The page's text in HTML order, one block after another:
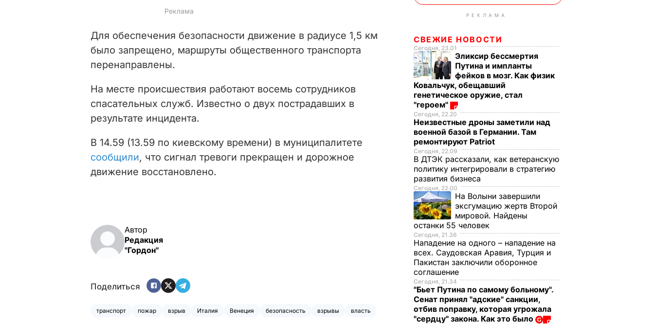
Для обеспечения безопасности движение в радиусе 1,5 км
было запрещено, маршруты общественного транспорта
перенаправлены.
На месте происшествия работают восемь сотрудников
спасательных служб. Известно о двух пострадавших в
результате инцидента.
В 14.59 (13.59 по киевскому времени) в муниципалитете
сообщили, что сигнал тревоги прекращен и дорожное
движение восстановлено.
Автор
Редакция
"Гордон"
Поделиться
транспорт пожар взрыв Италия Венеция безопасность взрывы власть
РЕКЛАМА
СВЕЖИЕ НОВОСТИ
Сегодня, 23.01
Эликсир бессмертия
Путина и импланты
фейков в мозг. Как физик
Ковальчук, обещавший
генетическое оружие, стал
"героем"
Сегодня, 22.20
Неизвестные дроны заметили над
военной базой в Германии. Там
ремонтируют Patriot
Сегодня, 22.09
В ДТЭК рассказали, как ветеранскую
политику интегрировали в стратегию
развития бизнеса
Сегодня, 22.00
На Волыни завершили
эксгумацию жертв Второй
мировой. Найдены
останки 55 человек
Сегодня, 21.36
Нападение на одного – нападение на
всех. Саудовская Аравия, Турция и
Пакистан заключили оборонное
соглашение
Сегодня, 21.34
"Бьет Путина по самому больному".
Сенат принял "адские" санкции,
отбив поправку, которая угрожала
"сердцу" закона. Как это было